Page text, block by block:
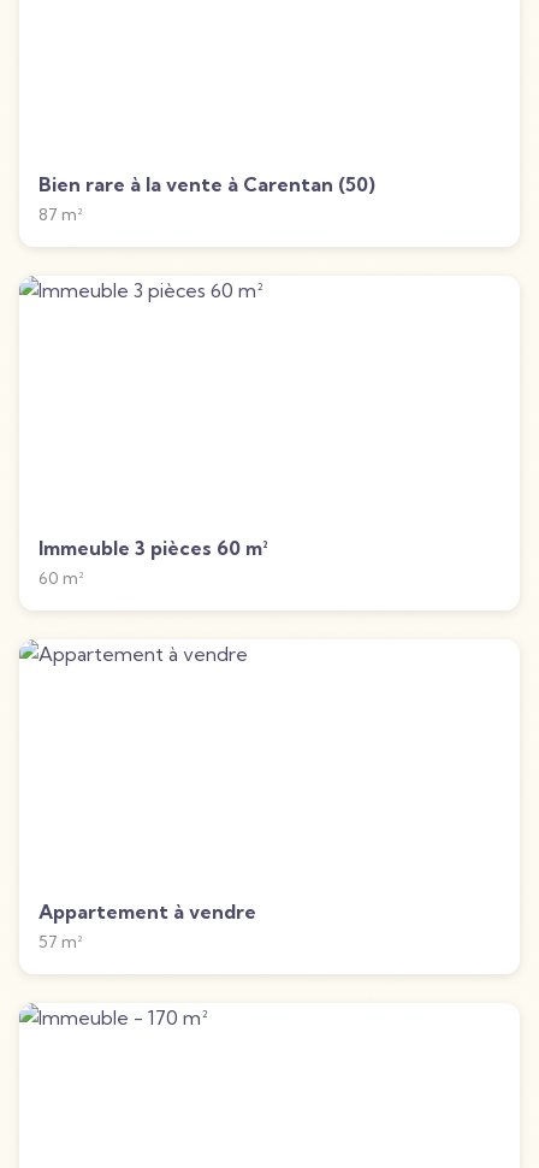
Bien rare à la vente à Carentan (50)
87 m²
Immeuble 3 pièces 60 m²
60 m²
Appartement à vendre
57 m²